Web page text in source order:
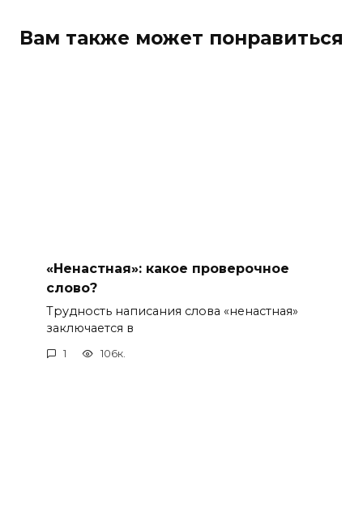
Вам также может понравиться
«Ненастная»: какое проверочное
слово?
Трудность написания слова «ненастная»
заключается в
1 106к.